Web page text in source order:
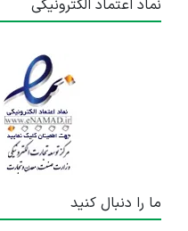
نماد اعتماد الکترونیکی
ما را دنبال کنید